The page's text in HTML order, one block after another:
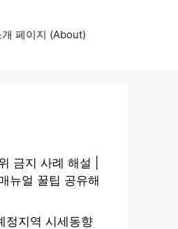
개 페이지 (About)
금지 사례 해설 |
뉴얼 꿀팁 공유해
정지역 시세동향